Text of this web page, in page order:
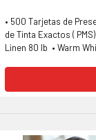
• 500 Tarjetas de
de Tinta Exactos (
Linen 80 lb • Warm